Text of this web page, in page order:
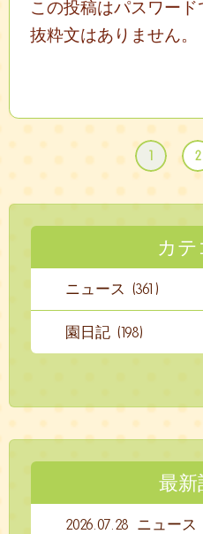
この投稿はパスワー
抜粋文はありません。
1 2
カテ
ニュース (361)
園日記 (198)
最新
2026.07.28
ニュース